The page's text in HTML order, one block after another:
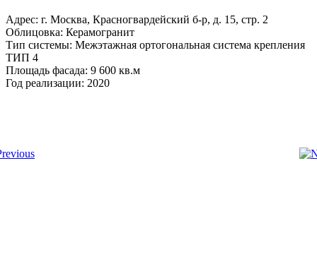
Адрес: г. Москва, Красногвардейский б-р, д. 15, стр. 2
Облицовка: Керамогранит
Тип системы: Межэтажная ортогональная система крепления
ТИП 4
Площадь фасада: 9 600 кв.м
Год реализации: 2020